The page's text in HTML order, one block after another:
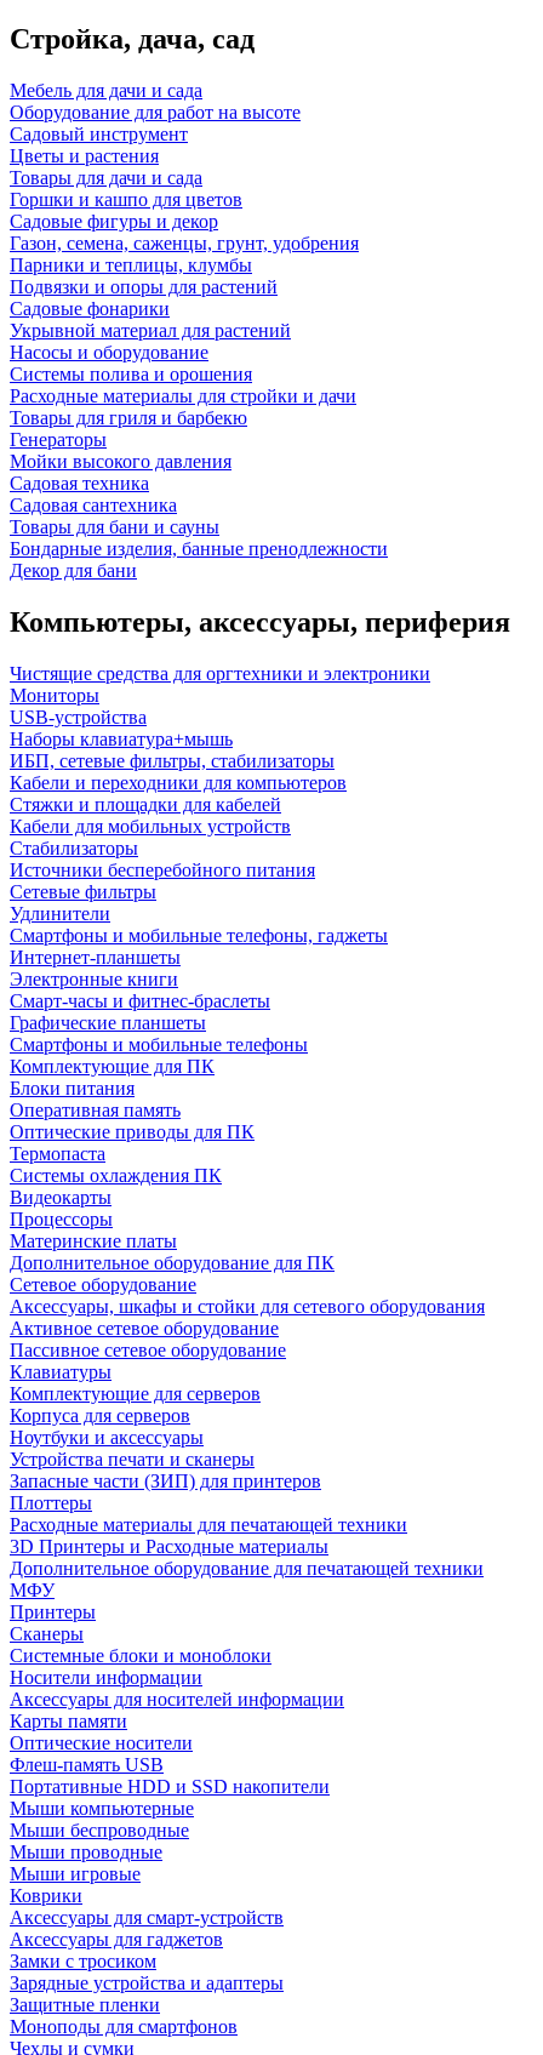
Стройка, дача, сад
Мебель для дачи и сада
Оборудование для работ на высоте
Садовый инструмент
Цветы и растения
Товары для дачи и сада
Горшки и кашпо для цветов
Садовые фигуры и декор
Газон, семена, саженцы, грунт, удобрения
Парники и теплицы, клумбы
Подвязки и опоры для растений
Садовые фонарики
Укрывной материал для растений
Насосы и оборудование
Системы полива и орошения
Расходные материалы для стройки и дачи
Товары для гриля и барбекю
Генераторы
Мойки высокого давления
Садовая техника
Садовая сантехника
Товары для бани и сауны
Бондарные изделия, банные пренодлежности
Декор для бани
Компьютеры, аксессуары, периферия
Чистящие средства для оргтехники и электроники
Мониторы
USB-устройства
Наборы клавиатура+мышь
ИБП, сетевые фильтры, стабилизаторы
Кабели и переходники для компьютеров
Стяжки и площадки для кабелей
Кабели для мобильных устройств
Стабилизаторы
Источники бесперебойного питания
Сетевые фильтры
Удлинители
Смартфоны и мобильные телефоны, гаджеты
Интернет-планшеты
Электронные книги
Смарт-часы и фитнес-браслеты
Графические планшеты
Смартфоны и мобильные телефоны
Комплектующие для ПК
Блоки питания
Оперативная память
Оптические приводы для ПК
Термопаста
Системы охлаждения ПК
Видеокарты
Процессоры
Материнские платы
Дополнительное оборудование для ПК
Сетевое оборудование
Аксессуары, шкафы и стойки для сетевого оборудования
Активное сетевое оборудование
Пассивное сетевое оборудование
Клавиатуры
Комплектующие для серверов
Корпуса для серверов
Ноутбуки и аксессуары
Устройства печати и сканеры
Запасные части (ЗИП) для принтеров
Плоттеры
Расходные материалы для печатающей техники
3D Принтеры и Расходные материалы
Дополнительное оборудование для печатающей техники
МФУ
Принтеры
Сканеры
Системные блоки и моноблоки
Носители информации
Аксессуары для носителей информации
Карты памяти
Оптические носители
Флеш-память USB
Портативные HDD и SSD накопители
Мыши компьютерные
Мыши беспроводные
Мыши проводные
Мыши игровые
Коврики
Аксессуары для смарт-устройств
Аксессуары для гаджетов
Замки с тросиком
Зарядные устройства и адаптеры
Защитные пленки
Моноподы для смартфонов
Чехлы и сумки